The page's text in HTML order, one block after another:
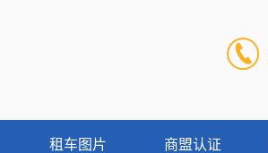
租车图片 商盟认证